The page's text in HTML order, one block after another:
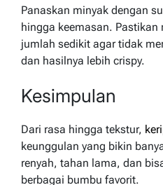
Panaskan minyak dengan
hingga keemasan. Pastikan
jumlah sedikit agar tidak
dan hasilnya lebih crispy.
Kesimpulan
Dari rasa hingga tekstur,
keunggulan yang bikin
renyah, tahan lama, dan
berbagai bumbu favorit.